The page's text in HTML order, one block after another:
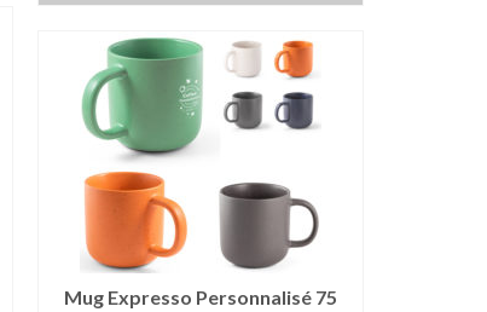
Mug Expresso Personnalisé 75